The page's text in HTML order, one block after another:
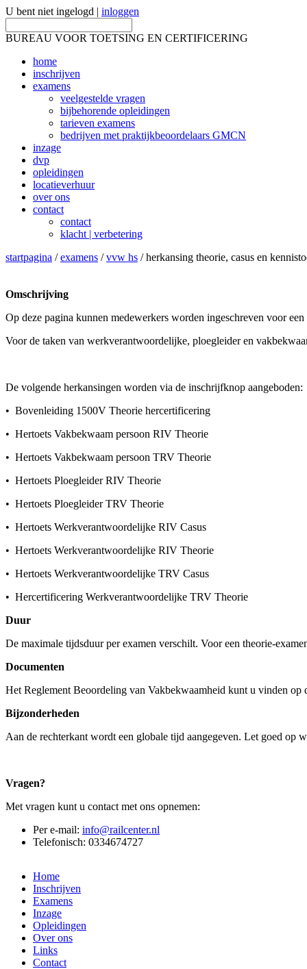
U bent niet ingelogd | inloggen
BUREAU VOOR TOETSING EN CERTIFICERING
home
inschrijven
examens
veelgestelde vragen
bijbehorende opleidingen
tarieven examens
bedrijven met praktijkbeoordelaars GMCN
inzage
dvp
opleidingen
locatieverhuur
over ons
contact
contact
klacht | verbetering
startpagina /examens /vvw hs / herkansing theorie, casus en
Omschrijving
Op deze pagina kunnen medewerkers worden ingeschreven voor
Voor de taken van werkverantwoordelijke, ploegleider en
De volgende herkansingen worden via de inschrijfknop aangeboden:
• Bovenleiding 1500V Theorie hercertificering
• Hertoets Vakbekwaam persoon RIV Theorie
• Hertoets Vakbekwaam persoon TRV Theorie
• Hertoets Ploegleider RIV Theorie
• Hertoets Ploegleider TRV Theorie
• Hertoets Werkverantwoordelijke RIV Casus
• Hertoets Werkverantwoordelijke RIV Theorie
• Hertoets Werkverantwoordelijke TRV Casus
• Hercertificering Werkverantwoordelijke TRV Theorie
Duur
De maximale tijdsduur per examen verschilt. Voor een theorie-
Documenten
Het Reglement Beoordeling van Vakbekwaamheid kunt u vinden op
Bijzonderheden
Aan de rechterkant wordt een globale tijd aangegeven. Let goed
Vragen?
Met vragen kunt u contact met ons opnemen:
Per e-mail: info@railcenter.nl
Telefonisch: 0334674727
Home
Inschrijven
Examens
Inzage
Opleidingen
Over ons
Links
Contact